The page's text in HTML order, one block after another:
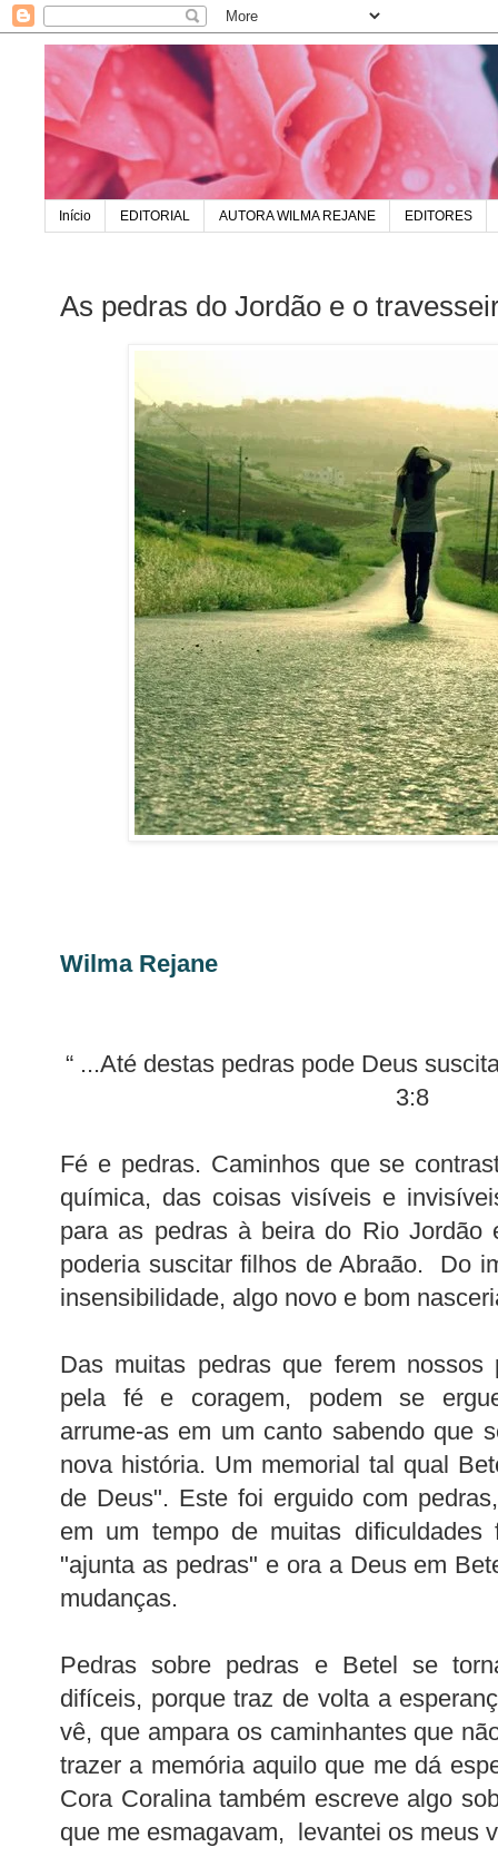
Início EDITORIAL AUTORA WILMA REJANE EDITORES
As pedras do Jordão e o
Wilma Rejane
“ ...Até destas pedras pode Deus
3:8
Fé e pedras. Caminhos que se
química, das coisas visíveis e
para as pedras à beira do Rio Jordão
poderia suscitar filhos de Abraão. Do
insensibilidade, algo novo e bom
Das muitas pedras que ferem
pela fé e coragem, podem se
arrume-as em um canto sabendo que
nova história. Um memorial tal qual
de Deus". Este foi erguido com
em um tempo de muitas
"ajunta as pedras" e ora a Deus em
mudanças.
Pedras sobre pedras e Betel se
difíceis, porque traz de volta a
vê, que ampara os caminhantes que
trazer a memória aquilo que me dá
Cora Coralina também escreve algo
que me esmagavam, levantei os meus